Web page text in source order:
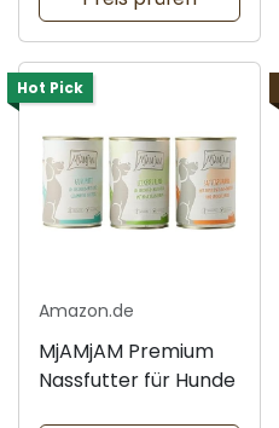
Hot Pick
Amazon.de
MjAMjAM Premium
Nassfutter für Hunde